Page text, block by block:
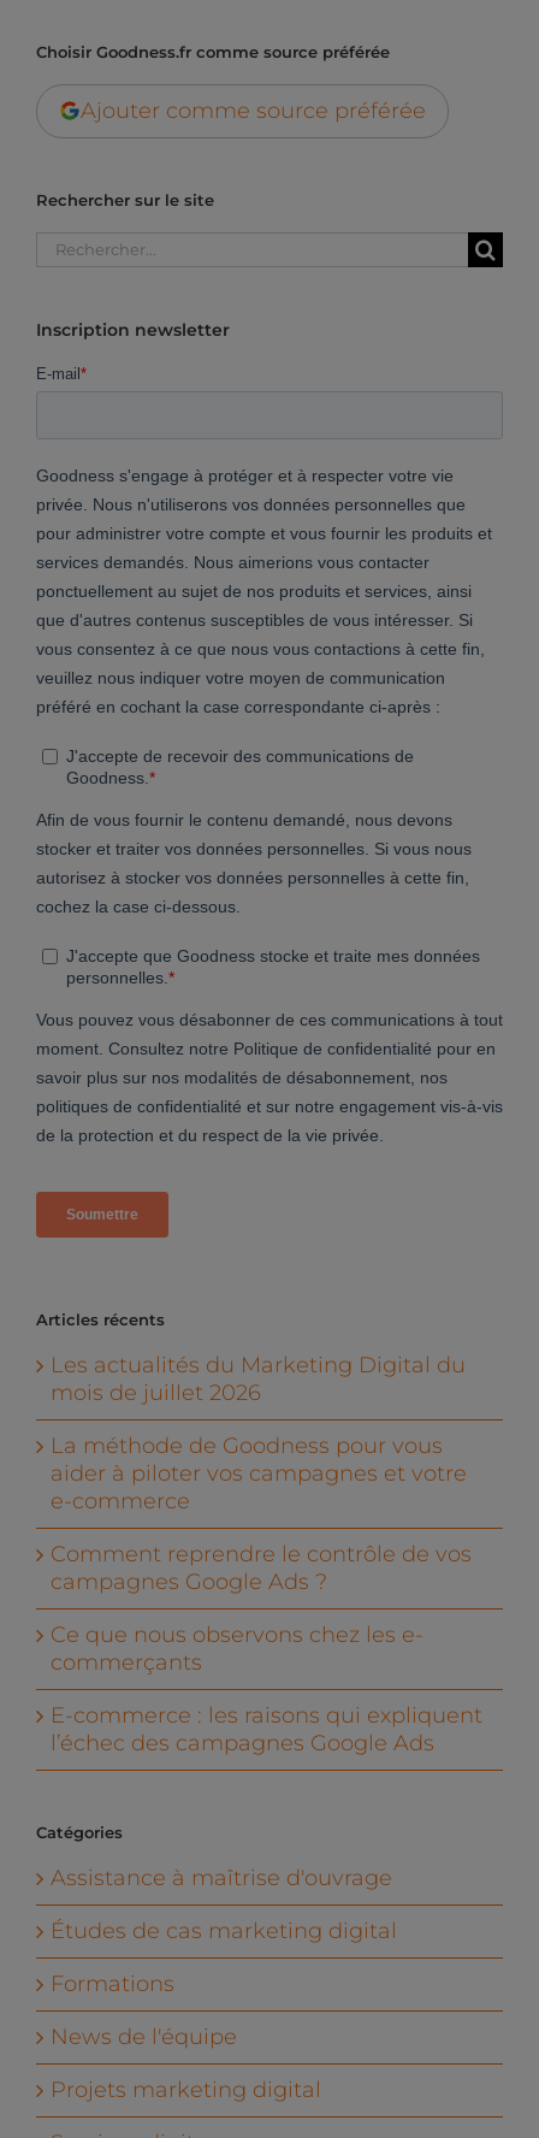
Choisir Goodness.fr comme source préférée
Ajouter comme source préférée
Rechercher sur le site
Rechercher:
Inscription newsletter
Articles récents
Les actualités du Marketing Digital du
mois de juillet 2026
La méthode de Goodness pour vous
aider à piloter vos campagnes et votre
e-commerce
Comment reprendre le contrôle de vos
campagnes Google Ads ?
Ce que nous observons chez les e-
commerçants
E-commerce : les raisons qui expliquent
l’échec des campagnes Google Ads
Catégories
Assistance à maîtrise d'ouvrage
Études de cas marketing digital
Formations
News de l'équipe
Projets marketing digital